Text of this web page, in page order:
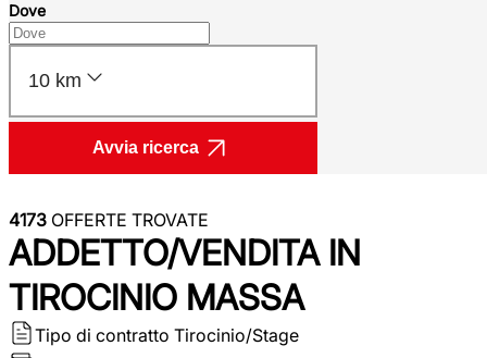
Dove
10 km
Avvia ricerca
4173 OFFERTE TROVATE
ADDETTO/VENDITA IN
TIROCINIO MASSA
Tipo di contratto Tirocinio/Stage